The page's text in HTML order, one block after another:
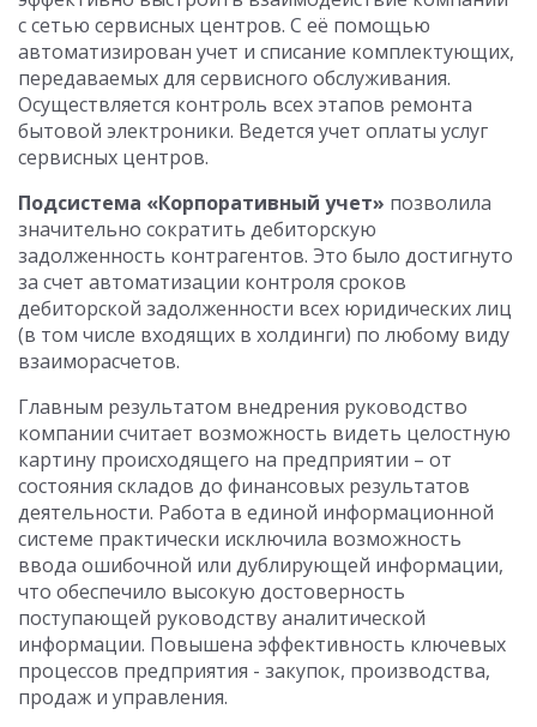
с сетью сервисных центров. С её помощью
автоматизирован учет и списание комплектующих,
передаваемых для сервисного обслуживания.
Осуществляется контроль всех этапов ремонта
бытовой электроники. Ведется учет оплаты услуг
сервисных центров.
Подсистема «Корпоративный учет» позволила
значительно сократить дебиторскую
задолженность контрагентов. Это было достигнуто
за счет автоматизации контроля сроков
дебиторской задолженности всех юридических лиц
(в том числе входящих в холдинги) по любому виду
взаиморасчетов.
Главным результатом внедрения руководство
компании считает возможность видеть целостную
картину происходящего на предприятии – от
состояния складов до финансовых результатов
деятельности. Работа в единой информационной
системе практически исключила возможность
ввода ошибочной или дублирующей информации,
что обеспечило высокую достоверность
поступающей руководству аналитической
информации. Повышена эффективность ключевых
процессов предприятия - закупок, производства,
продаж и управления.